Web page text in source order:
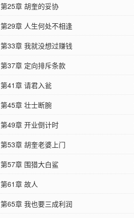
第25章 胡奎的妥协
第29章 人生何处不相逢
第33章 我就没想过赚钱
第37章 定向排斥条款
第41章 请君入瓮
第45章 壮士断腕
第49章 开业倒计时
第53章 胡奎老婆上门
第57章 围猎大白鲨
第61章 故人
第65章 我也要三成利润